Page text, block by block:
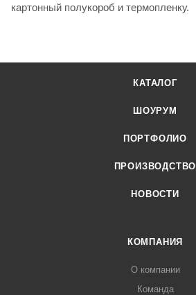
картонный полукороб и термопленку.
КАТАЛОГ
ШОУРУМ
ПОРТФОЛИО
ПРОИЗВОДСТВО
НОВОСТИ
КОМПАНИЯ
О компании
Команда